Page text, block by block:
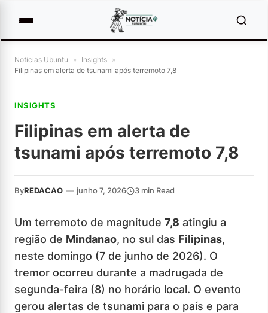
Noticias Ubuntu » Insights »
Filipinas em alerta de tsunami após terremoto 7,8
INSIGHTS
Filipinas em alerta de
tsunami após terremoto 7,8
ByREDACAO — junho 7, 2026 3 min Read
Um terremoto de magnitude 7,8 atingiu a
região de Mindanao, no sul das Filipinas,
neste domingo (7 de junho de 2026). O
tremor ocorreu durante a madrugada de
segunda-feira (8) no horário local. O evento
gerou alertas de tsunami para o país e para